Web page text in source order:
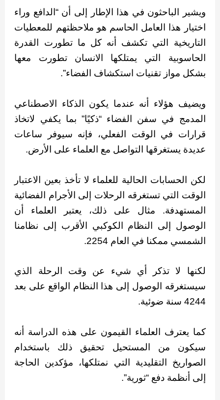
ويشير الباحثون في هذا الإطار إلى أن “الدافع وراء
اختيار هذا العامل الحاسم هو ملاحظتهم للمعطيات
التاريخية التي تكشف أنه كل ما تطورت القدرة
الحاسوبية التي يمتلكها الانسان تطورت معها
بشكل مواز تقنيات استكشاف الفضاء”.
ويضيف هؤلاء أنه عندما يكون الذكاء الاصطناعي
المدمج في سفن الفضاء “ذكيًا” بما يكفي لاتخاذ
قرارات في الوقت الفعلي، فإنه سيوفر ساعات
عديدة يستغرقها التواصل مع العلماء على الأرض.
لكن الحسابات الحالية للعلماء لا تأخذ بعين الاعتبار
الوقت التي تستغرقه الرحلات إلى الأجرام الفضائية
المستهدفة. مثال على ذلك، يعتبر العلماء أن
الوصول إلى النظام الكوكبي الأقرب إلى نظامنا
الشمسي ممكنا في العام 2254.
لكنها لا تذكر أي شيء عن وقت الرحلة الذي
سيستغرقه الوصول إلى هذا النظام الواقع على بعد
4244 سنة ضوئية.
كما يعترف العلماء القيمون على هذه الدراسة أنه
سيكون من المستحيل تحقيق ذلك باستخدام
الصواريخ التقليدية التي نمتلكها، مؤكدين الحاجة
إلى أنظمة دفع “ثورية”.